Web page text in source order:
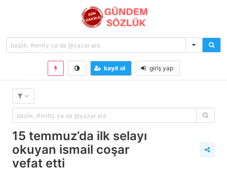
kayıt ol giriş yap
15 temmuz’da ilk selayı
okuyan ismail coşar
vefat etti